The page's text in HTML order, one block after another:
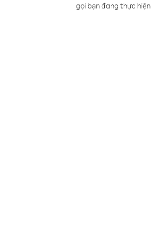
gọi bạn đang thực hiện